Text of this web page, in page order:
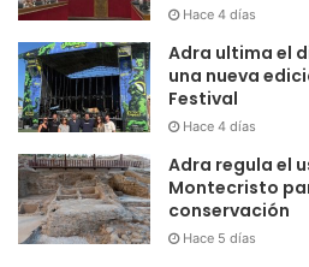
Hace 4 días
Adra ultima el
una nueva
Festival
Hace 4 días
Adra regula el
Montecristo
conservación
Hace 5 días